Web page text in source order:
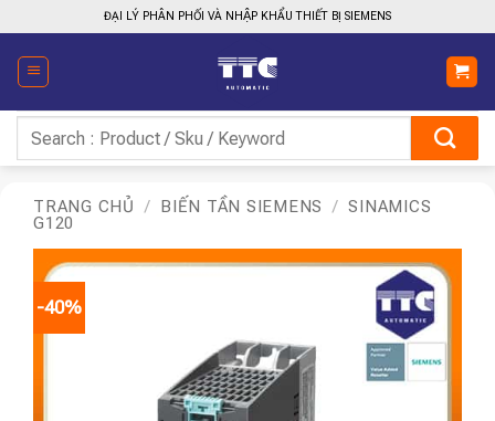
qua
nội
dung
ĐẠI LÝ PHÂN PHỐI VÀ NHẬP KHẨU THIẾT BỊ SIEMENS
kiếm:
TRANG CHỦ / BIẾN TẦN SIEMENS / SINAMICS
G120
-40%